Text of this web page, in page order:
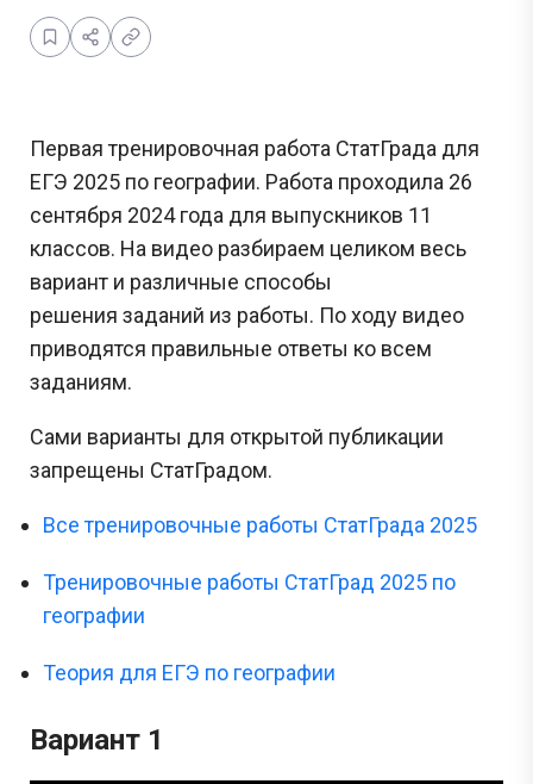
Первая тренировочная работа СтатГрада для
ЕГЭ 2025 по географии. Работа проходила 26
сентября 2024 года для выпускников 11
классов. На видео разбираем целиком весь
вариант и различные способы
решения заданий из работы. По ходу видео
приводятся правильные ответы ко всем
заданиям.
Сами варианты для открытой публикации
запрещены СтатГрадом.
Все тренировочные работы СтатГрада 2025
Тренировочные работы СтатГрад 2025 по
географии
Теория для ЕГЭ по географии
Вариант 1